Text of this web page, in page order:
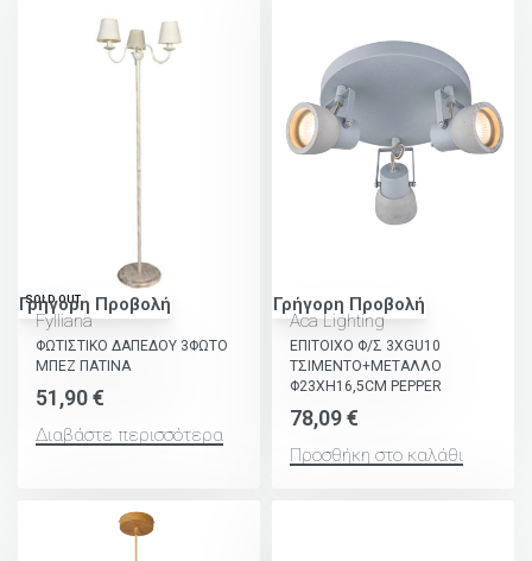
SOLD OUT
Γρήγορη Προβολή
Fylliana
ΦΩΤΙΣΤΙΚΟ ΔΑΠΕΔΟΥ 3ΦΩΤΟ
ΜΠΕΖ ΠΑΤΙΝΑ
51,90€
Διαβάστε περισσότερα
Γρήγορη Προβολή
Aca Lighting
ΕΠΙΤΟΙΧΟ Φ/Σ 3ΧGU10
ΤΣΙΜΕΝΤΟ+ΜΕΤΑΛΛΟ
Φ23ΧΗ16,5CM PEPPER
78,09€
Προσθήκη στο καλάθι